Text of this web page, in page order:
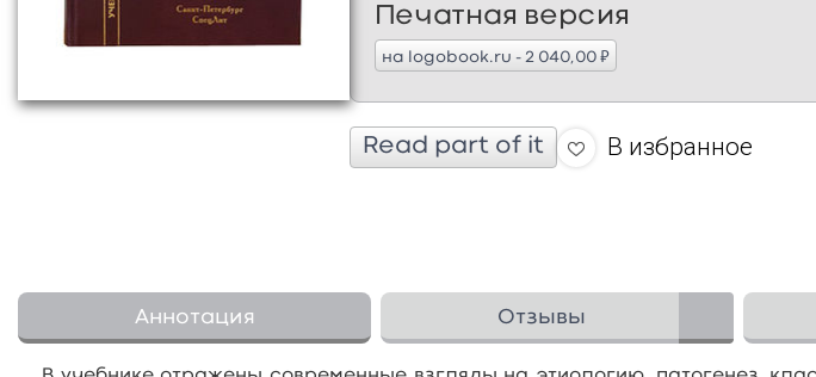
Печатная версия
на logobook.ru - 2 040,00₽
Read part of it В избранное
Аннотация Отзывы